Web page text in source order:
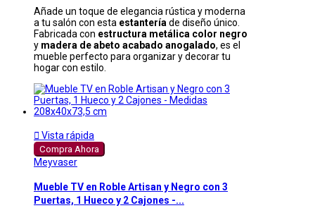
Añade un toque de elegancia rústica y moderna
a tu salón con esta estanteríade diseño único.
Fabricada con estructura metálica color negro
y madera de abeto acabado anogalado, es el
mueble perfecto para organizar y decorar tu
hogar con estilo.
 Vista rápida
Compra Ahora
Meyvaser
Mueble TV en Roble Artisan y Negro con 3
Puertas, 1 Hueco y 2 Cajones -...